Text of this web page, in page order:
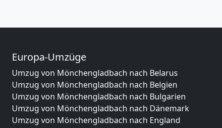
Europa-Umzüge
Umzug von Mönchengladbach nach Belarus
Umzug von Mönchengladbach nach Belgien
Umzug von Mönchengladbach nach Bulgarien
Umzug von Mönchengladbach nach Dänemark
Umzug von Mönchengladbach nach England